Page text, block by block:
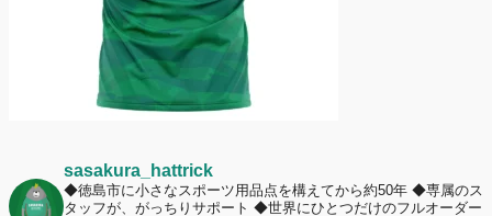
sasakura_hattrick
◆徳島市に小さなスポーツ用品点を構えてから約50年 ◆専属のス
タッフが、がっちりサポート ◆世界にひとつだけのフルオーダー